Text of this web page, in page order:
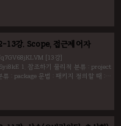
} fun A(str : String) { println("A :
>Unit) { f("Call ..
강. Scope, 접근제어자
[13강]
1. 참조하기 물리적 분류 : project
: package 문법 : 패키지 정의할 때 :
지명 불러올 때 : import 패키지명 2.
X() // 패키지 스코프 a 출력